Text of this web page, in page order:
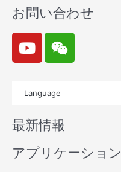
お問い合わせ
Y
o
u
b
e
W
e
i
n
Language
最新情報
アプリケーション